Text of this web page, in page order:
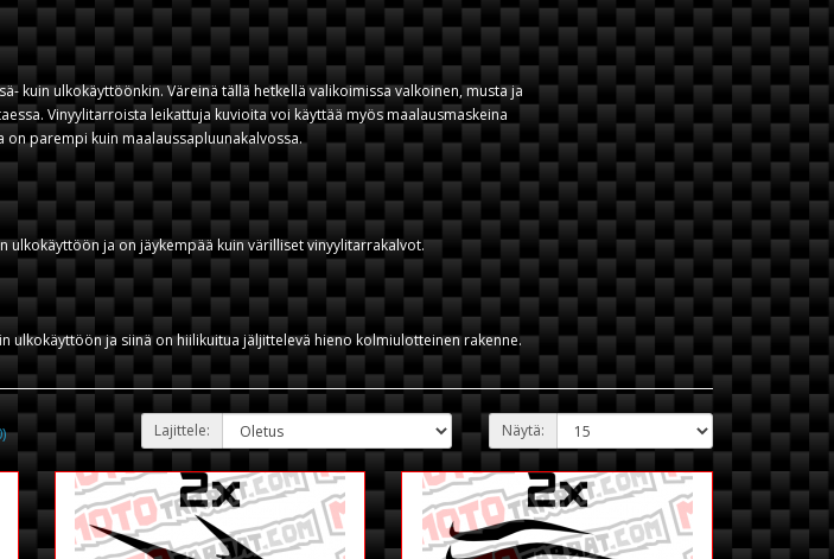
kuin ulkokäyttöönkin. Väreinä tällä hetkellä valikoimissa valkoinen, musta ja
Vinyylitarroista leikattuja kuvioita voi käyttää myös maalausmaskeina
parempi kuin maalaussapluunakalvossa.
ulkokäyttöön ja on jäykempää kuin värilliset vinyylitarrakalvot.
ulkokäyttöön ja siinä on hiilikuitua jäljittelevä hieno kolmiulotteinen rakenne.
Lajittele: Näytä: